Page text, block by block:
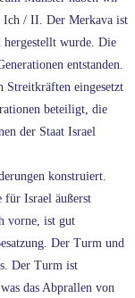
Ich / II. Der Merkava ist
hergestellt wurde. Die
entstanden.
Streitkräften eingesetzt
beteiligt, die
der Staat Israel
konstruiert.
für Israel äußerst
vorne, ist gut
Der Turm und
Der Turm ist
das Abprallen von